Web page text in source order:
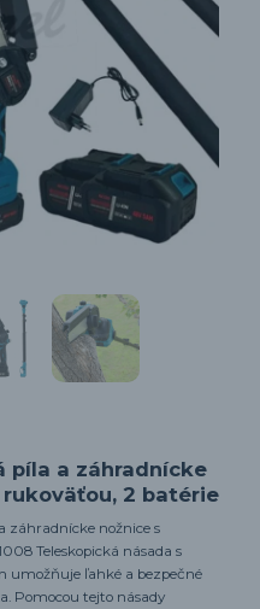
píla a záhradnícke
2 batérie
záhradnícke nožnice s
Teleskopická násada s
umožňuje ľahké a bezpečné
Pomocou tejto násady